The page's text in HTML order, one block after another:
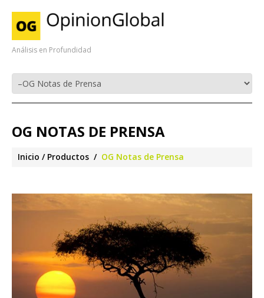
Análisis en Profundidad
OG NOTAS DE PRENSA
Inicio Productos OG Notas de Prensa